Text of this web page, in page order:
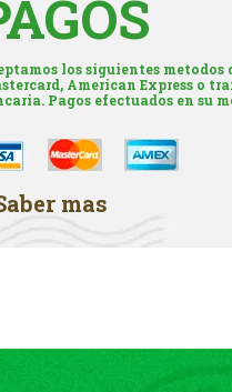
los siguientes metodos
American Express o
Pagos efectuados en su
mas